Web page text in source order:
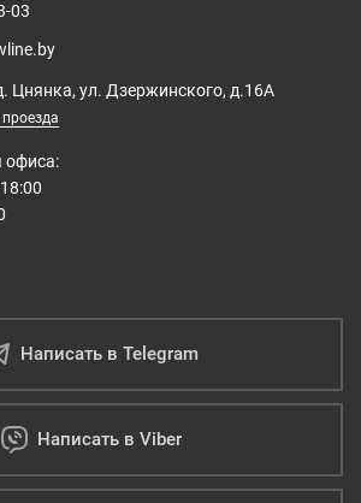
03
Цнянка, ул. Дзержинского, д.16А
офиса:
Написать в Telegram
Написать в Viber